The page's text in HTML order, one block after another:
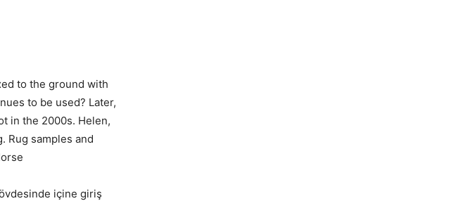
to the ground with
to be used? Later,
in the 2000s. Helen,
Rug samples and
içine giriş